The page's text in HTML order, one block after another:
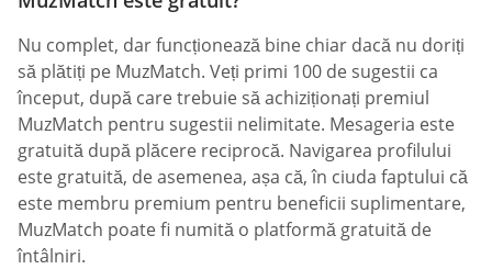
Nu complet, dar funcționează bine chiar dacă nu doriți
să plătiți pe MuzMatch. Veți primi 100 de sugestii ca
început, după care trebuie să achiziționați premiul
MuzMatch pentru sugestii nelimitate. Mesageria este
gratuită după plăcere reciprocă. Navigarea profilului
este gratuită, de asemenea, așa că, în ciuda faptului că
este membru premium pentru beneficii suplimentare,
MuzMatch poate fi numită o platformă gratuită de
întâlniri.